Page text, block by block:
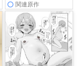
関連原作